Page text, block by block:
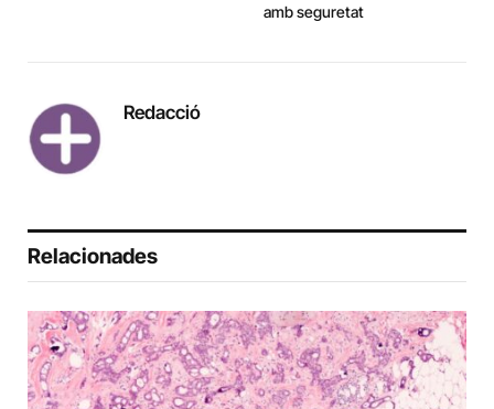
amb seguretat
Redacció
Relacionades